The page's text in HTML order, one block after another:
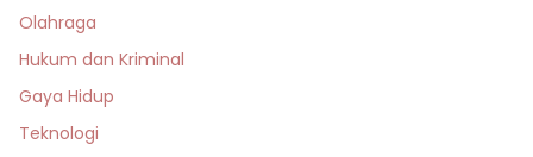
Olahraga
Hukum dan Kriminal
Gaya Hidup
Teknologi